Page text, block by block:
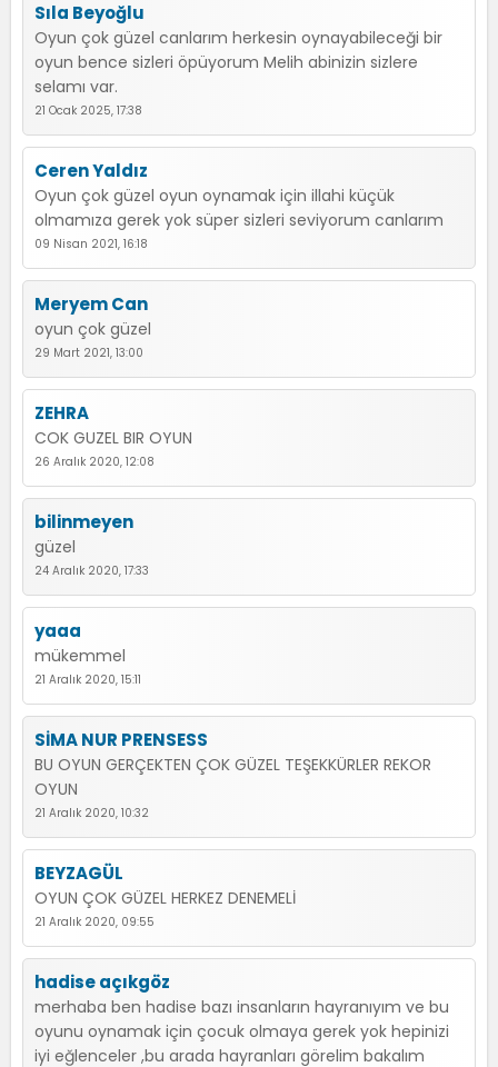
Sıla Beyoğlu
Oyun çok güzel canlarım herkesin oynayabileceği bir
oyun bence sizleri öpüyorum Melih abinizin sizlere
selamı var.
21 Ocak 2025, 17:38
Ceren Yaldız
Oyun çok güzel oyun oynamak için illahi küçük
olmamıza gerek yok süper sizleri seviyorum canlarım
09 Nisan 2021, 16:18
Meryem Can
oyun çok güzel
29 Mart 2021, 13:00
ZEHRA
COK GUZEL BIR OYUN
26 Aralık 2020, 12:08
bilinmeyen
güzel
24 Aralık 2020, 17:33
yaaa
mükemmel
21 Aralık 2020, 15:11
SİMA NUR PRENSESS
BU OYUN GERÇEKTEN ÇOK GÜZEL TEŞEKKÜRLER REKOR
OYUN
21 Aralık 2020, 10:32
BEYZAGÜL
OYUN ÇOK GÜZEL HERKEZ DENEMELİ
21 Aralık 2020, 09:55
hadise açıkgöz
merhaba ben hadise bazı insanların hayranıyım ve bu
oyunu oynamak için çocuk olmaya gerek yok hepinizi
iyi eğlenceler ,bu arada hayranları görelim bakalım